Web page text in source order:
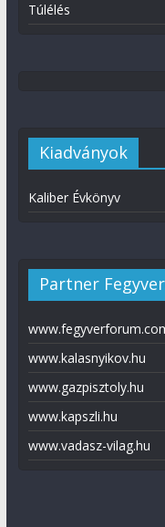
Túlélés
Kiadványok
Kaliber Évkönyv
Partner
www.kalasnyikov.hu
www.gazpisztoly.hu
www.kapszli.hu
www.vadasz-vilag.hu